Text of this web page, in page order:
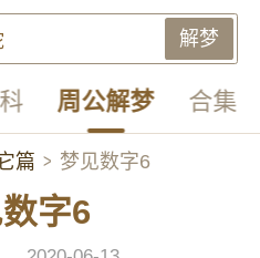
解梦
周公解梦 合集
篇 梦见数字6
字6